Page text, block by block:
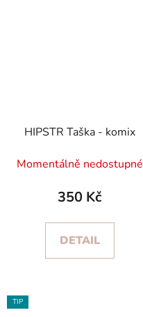
HIPSTR Taška - komix
Momentálně nedostupné
350 Kč
DETAIL
TIP